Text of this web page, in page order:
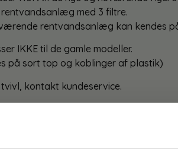
rentvandsanlæg med 3 filtre.
rentvandsanlæg kan kendes
IKKE til de gamle modeller.
på sort top og koblinger af plastik)
tvivl, kontakt kundeservice.